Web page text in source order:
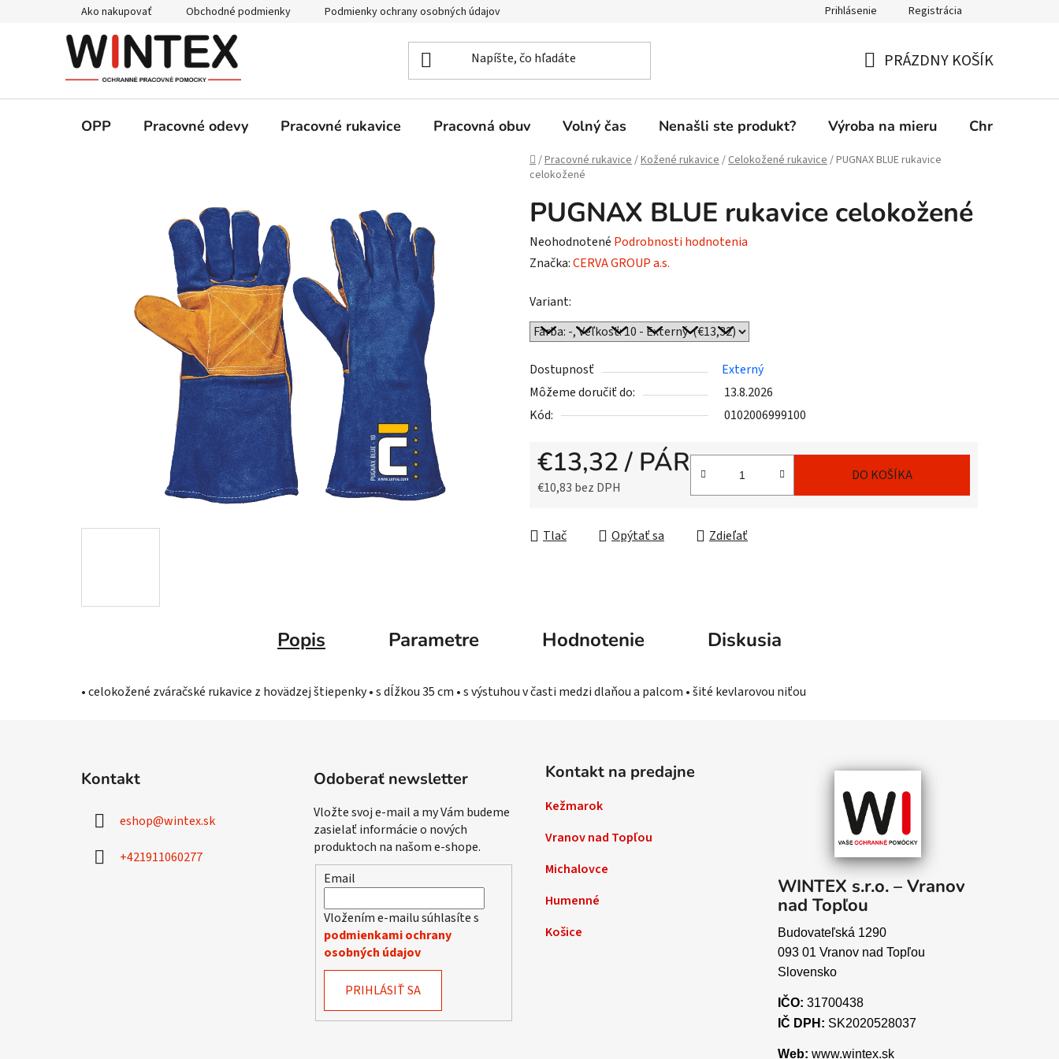
Ako nakupovať Obchodné podmienky Podmienky ochrany osobných údajov Prihlásenie Registrácia
KOŠÍK
PRÁZDNY KOŠÍK
OPP Pracovné odevy Pracovné rukavice Pracovná obuv Volný čas Nenašli ste produkt? Výroba na mieru Chránená
Domov
/Pracovné rukavice/Kožené rukavice/Celokožené rukavice/PUGNAX BLUE rukavice
celokožené
PUGNAX BLUE rukavice celokožené
Priemerné
hodnotenie
je
0,0
z
5
hviezdičiek.
Neohodnotené Podrobnosti hodnotenia
Značka:CERVA GROUP a.s.
Variant:
Dostupnosť
Externý
Môžeme doručiť do:
13.8.2026
Kód:
0102006999100
€13,32/ PÁR
€10,83 bez DPH
DO KOŠÍKA
Tlač Opýtať sa Zdieľať
Popis Parametre Hodnotenie Diskusia
• celokožené zváračské rukavice z hovädzej štiepenky • s dĺžkou 35 cm • s výstuhou v časti medzi dlaňou a palcom • šité kevlarovou niťou
Kontakt
eshop@wintex.sk
+421911060277
Odoberať newsletter
Vložte svoj e-mail a my Vám budeme
zasielať informácie o nových
produktoch na našom e-shope.
Email
Vložením e-mailu súhlasíte s
podmienkami ochrany
osobných údajov
PRIHLÁSIŤ SA
Kontakt na predajne
Kežmarok
Vranov nad Topľou
Michalovce
Humenné
Košice
WINTEX s.r.o. – Vranov
nad Topľou
Budovateľská 1290
093 01 Vranov nad Topľou
Slovensko
IČO: 31700438
IČ DPH: SK2020528037
Web: www.wintex.sk